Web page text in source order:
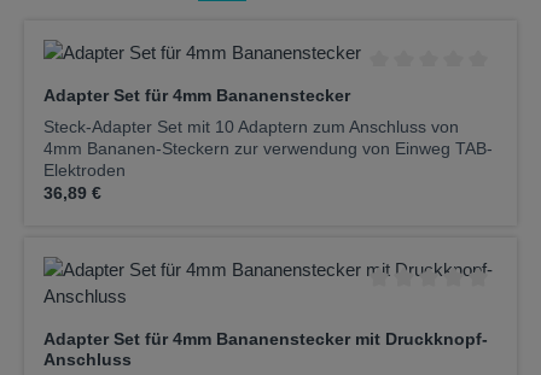
Adapter Set für 4mm Bananenstecker
Steck-Adapter Set mit 10 Adaptern zum Anschluss von
4mm Bananen-Steckern zur verwendung von Einweg TAB-
Elektroden
Regulärer Preis:
36,89 €
Adapter Set für 4mm Bananenstecker mit Druckknopf-
Anschluss